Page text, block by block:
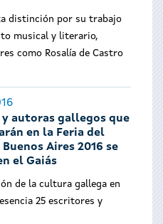
distinción por su trabajo
musical y literario,
como Rosalía de Castro
autoras gallegos que
en la Feria del
Aires 2016 se
el Gaiás
de la cultura gallega en
25 escritores y